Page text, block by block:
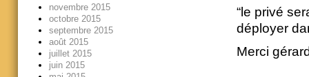
“le privé
déployer
Merci
novembre 2015
octobre 2015
septembre 2015
août 2015
juillet 2015
juin 2015